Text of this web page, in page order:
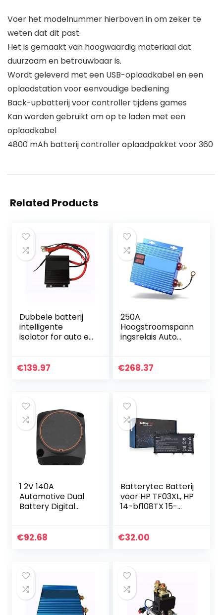
Voer het modelnummer hierboven in om zeker te
weten dat dit past.
Het is gemaakt van hoogwaardig materiaal dat
duurzaam en betrouwbaar is.
Wordt geleverd met een USB-oplaadkabel en een
oplaadstation voor eenvoudige bediening
Back-upbatterij voor controller tijdens games
Kan worden gebruikt om op te laden met een
oplaadkabel
4800 mAh batterij controller oplaadpakket voor 360
Related Products
Dubbele batterij
intelligente
isolator for auto en
isolator dubbele
€139.97
250A
Hoogstroomspann
ingsrelais Auto
Schakelaar 1 2v
€268.37
1 2V 140A
Automotive Dual
Battery Digital
V Bescherming
€92.68
Batterytec Batterij
voor HP TF03XL, HP
14-bf108TX 15-
HSTNN-LB7J
€32.00